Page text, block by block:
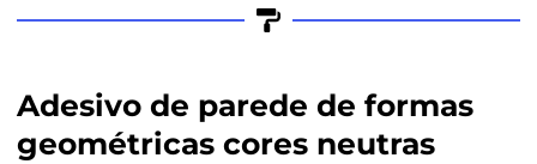
Adesivo de parede de formas
geométricas cores neutras